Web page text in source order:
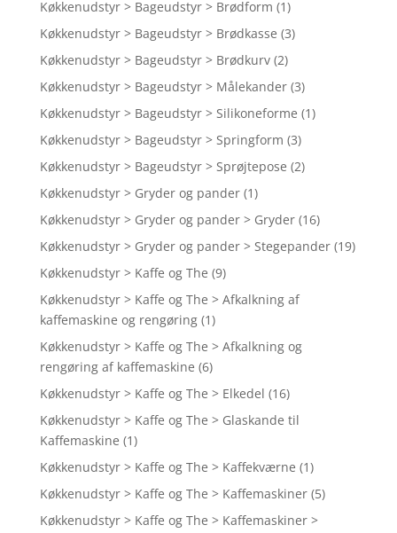
Køkkenudstyr > Bageudstyr > Brødform (1)
Køkkenudstyr > Bageudstyr > Brødkasse (3)
Køkkenudstyr > Bageudstyr > Brødkurv (2)
Køkkenudstyr > Bageudstyr > Målekander (3)
Køkkenudstyr > Bageudstyr > Silikoneforme (1)
Køkkenudstyr > Bageudstyr > Springform (3)
Køkkenudstyr > Bageudstyr > Sprøjtepose (2)
Køkkenudstyr > Gryder og pander (1)
Køkkenudstyr > Gryder og pander > Gryder (16)
Køkkenudstyr > Gryder og pander > Stegepander (19)
Køkkenudstyr > Kaffe og The (9)
Køkkenudstyr > Kaffe og The > Afkalkning af
kaffemaskine og rengøring (1)
Køkkenudstyr > Kaffe og The > Afkalkning og
rengøring af kaffemaskine (6)
Køkkenudstyr > Kaffe og The > Elkedel (16)
Køkkenudstyr > Kaffe og The > Glaskande til
Kaffemaskine (1)
Køkkenudstyr > Kaffe og The > Kaffekværne (1)
Køkkenudstyr > Kaffe og The > Kaffemaskiner (5)
Køkkenudstyr > Kaffe og The > Kaffemaskiner >